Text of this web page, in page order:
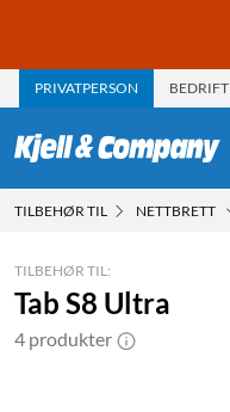
PRIVATPERSON BEDRIFT
TILBEHØR TIL NETTBRETT
TILBEHØR TIL:
Tab S8 Ultra
4 produkter